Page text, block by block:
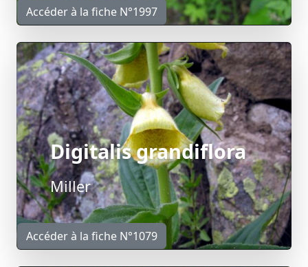
Accéder à la fiche N°1997
Digitalis grandiflora
Miller
Accéder à la fiche N°1079